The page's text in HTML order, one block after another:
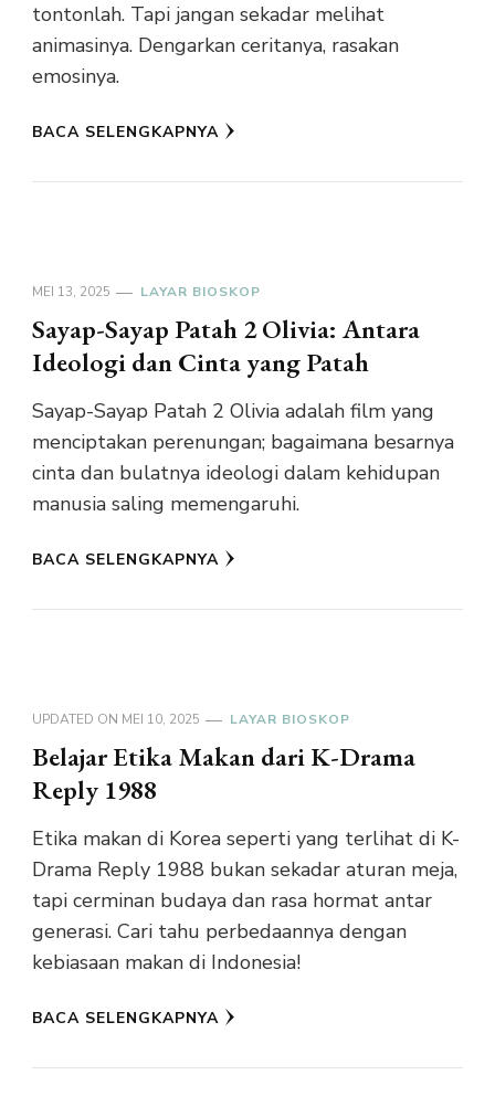
tontonlah. Tapi jangan sekadar melihat
animasinya. Dengarkan ceritanya, rasakan
emosinya.
BACA SELENGKAPNYA
MEI 13, 2025 LAYAR BIOSKOP
Sayap-Sayap Patah 2 Olivia: Antara
Ideologi dan Cinta yang Patah
Sayap-Sayap Patah 2 Olivia adalah film yang
menciptakan perenungan; bagaimana besarnya
cinta dan bulatnya ideologi dalam kehidupan
manusia saling memengaruhi.
BACA SELENGKAPNYA
UPDATED ON MEI 10, 2025 LAYAR BIOSKOP
Belajar Etika Makan dari K-Drama
Reply 1988
Etika makan di Korea seperti yang terlihat di K-
Drama Reply 1988 bukan sekadar aturan meja,
tapi cerminan budaya dan rasa hormat antar
generasi. Cari tahu perbedaannya dengan
kebiasaan makan di Indonesia!
BACA SELENGKAPNYA